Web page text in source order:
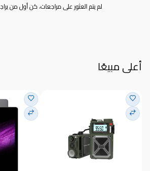
لم يتم العثور على مراجعات، كن أول من
أعلى مبيعًا